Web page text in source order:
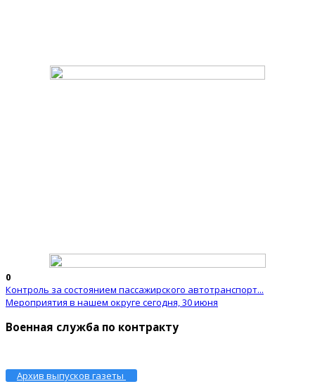
0
Контроль за состоянием пассажирского автотранспорт...
Мероприятия в нашем округе сегодня, 30 июня
Военная служба по контракту
Архив выпусков газеты